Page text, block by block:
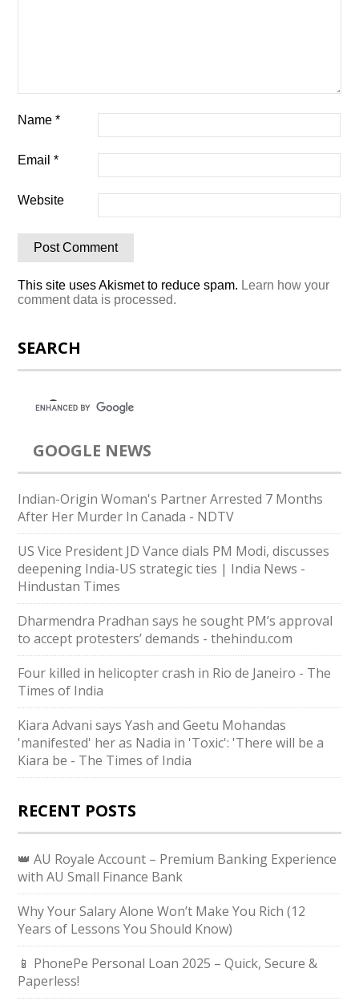
Name*
Email*
Website
This site uses Akismet to reduce spam. Learn how your
comment data is processed.
SEARCH
GOOGLE NEWS
Indian-Origin Woman's Partner Arrested 7 Months
After Her Murder In Canada - NDTV
US Vice President JD Vance dials PM Modi, discusses
deepening India-US strategic ties | India News -
Hindustan Times
Dharmendra Pradhan says he sought PM’s approval
to accept protesters’ demands - thehindu.com
Four killed in helicopter crash in Rio de Janeiro - The
Times of India
Kiara Advani says Yash and Geetu Mohandas
'manifested' her as Nadia in 'Toxic': 'There will be a
Kiara be - The Times of India
RECENT POSTS
👑 AU Royale Account – Premium Banking Experience
with AU Small Finance Bank
Why Your Salary Alone Won’t Make You Rich (12
Years of Lessons You Should Know)
📱 PhonePe Personal Loan 2025 – Quick, Secure &
Paperless!